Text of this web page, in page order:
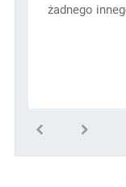
żadnego